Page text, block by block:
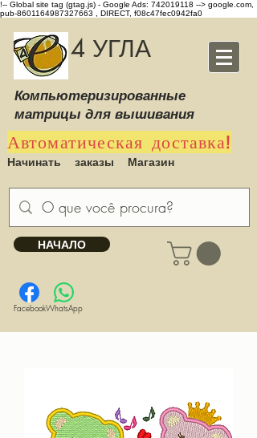
!-- Global site tag (gtag.js) - Google Ads: 742019118 --> google.com,
pub-8601164987327663 , DIRECT, f08c47fec0942fa0
4 УГЛА
Компьютеризированные
матрицы для вышивания
Автоматическая доставка!
Начинать заказы Магазин
НАЧАЛО
FacebookWhatsApp